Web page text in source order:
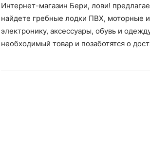
Интернет-магазин Бери, лови!
найдете гребные лодки ПВХ, моторные
электронику, аксессуары, обувь и
необходимый товар и позаботятся о